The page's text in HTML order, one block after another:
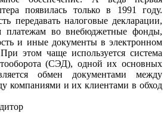
появилась только в 1991 году.
передавать налоговые декларации,
платежам во внебюджетные фонды,
и иные документы в электронном
этом чаще используется система
(СЭД), одной их основных
обмен документами между
компаниями и их клиентами в обход